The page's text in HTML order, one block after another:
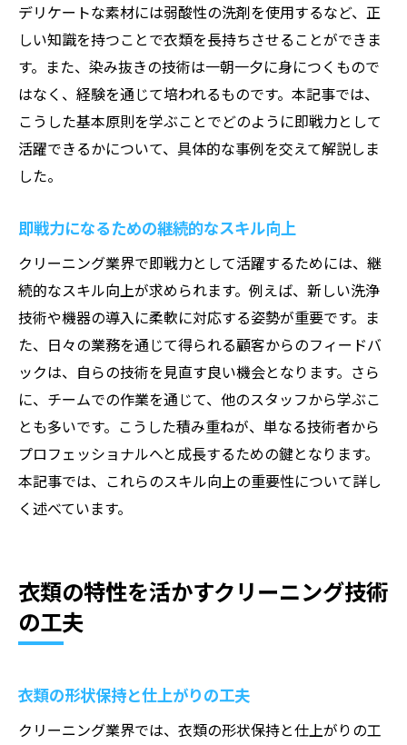
デリケートな素材には弱酸性の洗剤を使用するなど、正
しい知識を持つことで衣類を長持ちさせることができま
す。また、染み抜きの技術は一朝一夕に身につくもので
はなく、経験を通じて培われるものです。本記事では、
こうした基本原則を学ぶことでどのように即戦力として
活躍できるかについて、具体的な事例を交えて解説しま
した。
即戦力になるための継続的なスキル向上
クリーニング業界で即戦力として活躍するためには、継
続的なスキル向上が求められます。例えば、新しい洗浄
技術や機器の導入に柔軟に対応する姿勢が重要です。ま
た、日々の業務を通じて得られる顧客からのフィードバ
ックは、自らの技術を見直す良い機会となります。さら
に、チームでの作業を通じて、他のスタッフから学ぶこ
とも多いです。こうした積み重ねが、単なる技術者から
プロフェッショナルへと成長するための鍵となります。
本記事では、これらのスキル向上の重要性について詳し
く述べています。
衣類の特性を活かすクリーニング技術
の工夫
衣類の形状保持と仕上がりの工夫
クリーニング業界では、衣類の形状保持と仕上がりの工